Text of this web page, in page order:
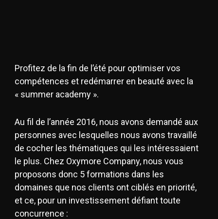
Profitez de la fin de l’été pour optimiser vos
compétences et redémarrer en beauté avec la
« summer academy ».
Au fil de l’année 2016, nous avons demandé aux
personnes avec lesquelles nous avons travaillé
de cocher les thématiques qui les intéressaient
le plus. Chez Oxymore Company, nous vous
proposons donc 5 formations dans les
domaines que nos clients ont ciblés en priorité,
et ce, pour un investissement défiant toute
concurrence :